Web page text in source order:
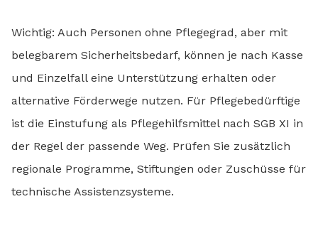
Wichtig: Auch Personen ohne Pflegegrad, aber mit
belegbarem Sicherheitsbedarf, können je nach Kasse
und Einzelfall eine Unterstützung erhalten oder
alternative Förderwege nutzen. Für Pflegebedürftige
ist die Einstufung als Pflegehilfsmittel nach SGB XI in
der Regel der passende Weg. Prüfen Sie zusätzlich
regionale Programme, Stiftungen oder Zuschüsse für
technische Assistenzsysteme.